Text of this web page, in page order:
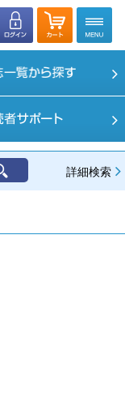
詳細検索